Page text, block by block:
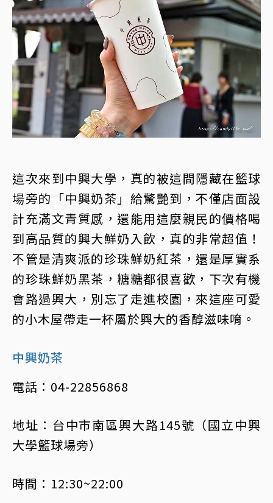
這次來到中興大學，真的被這間隱藏在籃球
場旁的「中興奶茶」給驚艷到，不僅店面設
計充滿文青質感，還能用這麼親民的價格喝
到高品質的興大鮮奶入飲，真的非常超值！
不管是清爽派的珍珠鮮奶紅茶，還是厚實系
的珍珠鮮奶黑茶，糖糖都很喜歡，下次有機
會路過興大，別忘了走進校園，來這座可愛
的小木屋帶走一杯屬於興大的香醇滋味唷。
中興奶茶
電話：04-22856868
地址：台中市南區興大路145號（國立中興
大學籃球場旁）
時間：12:30~22:00